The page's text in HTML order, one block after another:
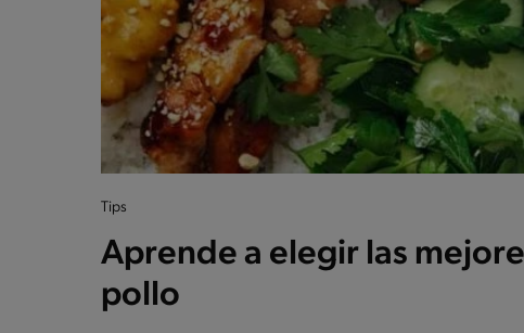
Tips
Aprende a elegir las
pollo